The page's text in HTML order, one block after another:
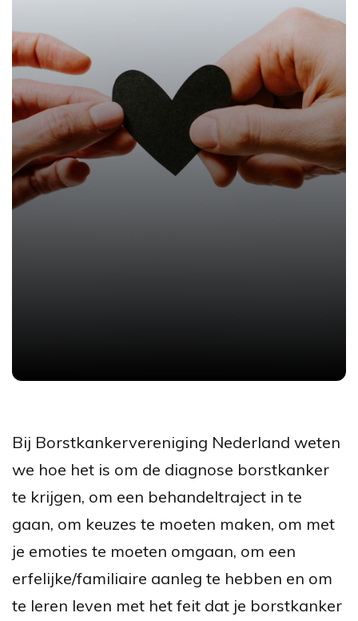
Bij Borstkankervereniging Nederland weten
we hoe het is om de diagnose borstkanker
te krijgen, om een behandeltraject in te
gaan, om keuzes te moeten maken, om met
je emoties te moeten omgaan, om een
erfelijke/familiaire aanleg te hebben en om
te leren leven met het feit dat je borstkanker